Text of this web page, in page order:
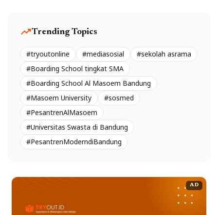
trending_upTrending Topics
#tryoutonline #mediasosial
#sekolah asrama
#Boarding School tingkat SMA
#Boarding School Al Masoem Bandung
#Masoem University
#sosmed
#PesantrenAlMasoem
#Universitas Swasta di Bandung
#PesantrenModerndiBandung
AD